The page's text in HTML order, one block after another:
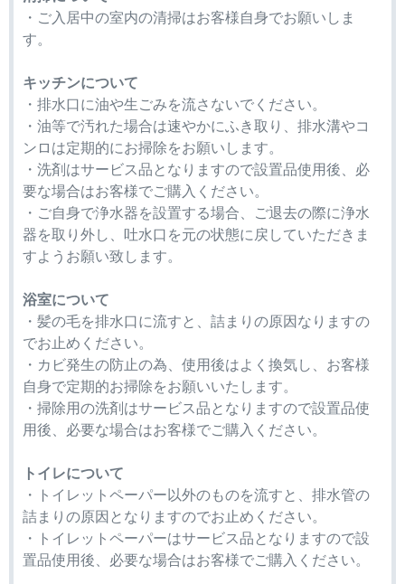
・ご入居中の室内の清掃はお客様自身でお願いしま
す。
キッチンについて
・排水口に油や生ごみを流さないでください。
・油等で汚れた場合は速やかにふき取り、排水溝やコ
ンロは定期的にお掃除をお願いします。
・洗剤はサービス品となりますので設置品使用後、必
要な場合はお客様でご購入ください。
・ご自身で浄水器を設置する場合、ご退去の際に浄水
器を取り外し、吐水口を元の状態に戻していただきま
すようお願い致します。
浴室について
・髪の毛を排水口に流すと、詰まりの原因なりますの
でお止めください。
・カビ発生の防止の為、使用後はよく換気し、お客様
自身で定期的お掃除をお願いいたします。
・掃除用の洗剤はサービス品となりますので設置品使
用後、必要な場合はお客様でご購入ください。
トイレについて
・トイレットペーパー以外のものを流すと、排水管の
詰まりの原因となりますのでお止めください。
・トイレットペーパーはサービス品となりますので設
置品使用後、必要な場合はお客様でご購入ください。